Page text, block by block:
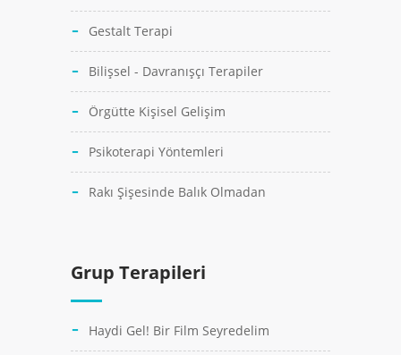
Gestalt Terapi
Bilişsel - Davranışçı Terapiler
Örgütte Kişisel Gelişim
Psikoterapi Yöntemleri
Rakı Şişesinde Balık Olmadan
Grup Terapileri
Haydi Gel! Bir Film Seyredelim